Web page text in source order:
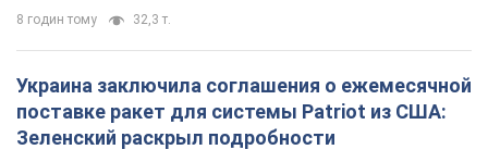
8 годин тому 32,3 т.
Украина заключила соглашения о ежемесячной
поставке ракет для системы Patriot из США:
Зеленский раскрыл подробности